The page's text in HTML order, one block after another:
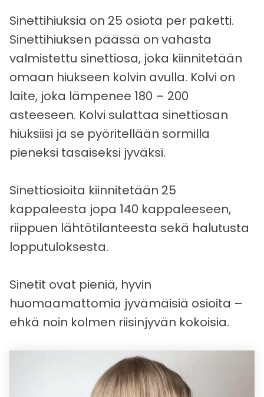
Sinettihiuksia on 25 osiota per paketti.
Sinettihiuksen päässä on vahasta
valmistettu sinettiosa, joka kiinnitetään
omaan hiukseen kolvin avulla. Kolvi on
laite, joka lämpenee 180 – 200
asteeseen. Kolvi sulattaa sinettiosan
hiuksiisi ja se pyöritellään sormilla
pieneksi tasaiseksi jyväksi.
Sinettiosioita kiinnitetään 25
kappaleesta jopa 140 kappaleeseen,
riippuen lähtötilanteesta sekä halutusta
lopputuloksesta.
Sinetit ovat pieniä, hyvin
huomaamattomia jyvämäisiä osioita –
ehkä noin kolmen riisinjyvän kokoisia.